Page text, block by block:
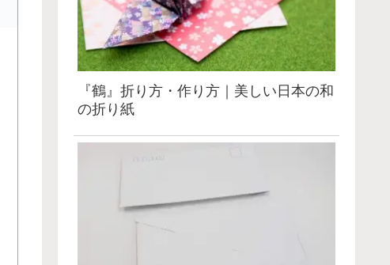
『鶴』折り方・作り方｜美しい日本の和
の折り紙